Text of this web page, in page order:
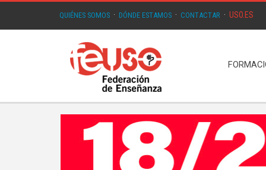
QUIÉNES SOMOS · DÓNDE ESTAMOS · CONTACTAR · USO.ES